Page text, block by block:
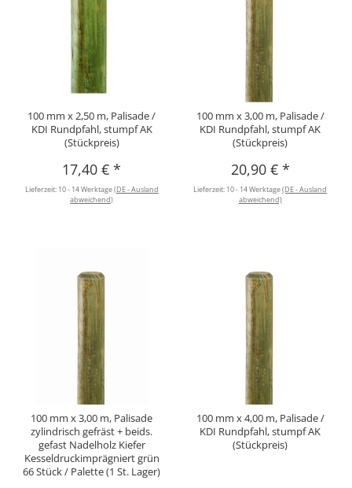
100 mm x 2,50 m, Palisade /
KDI Rundpfahl, stumpf AK
(Stückpreis)
17,40 €*
Lieferzeit: 10 - 14 Werktage(DE - Ausland
abweichend)
100 mm x 3,00 m, Palisade /
KDI Rundpfahl, stumpf AK
(Stückpreis)
20,90 € *
Lieferzeit: 10 - 14 Werktage(DE - Ausland
abweichend)
100 mm x 3,00 m, Palisade
zylindrisch gefräst + beids.
gefast Nadelholz Kiefer
Kesseldruckimprägniert grün
66 Stück / Palette (1 St. Lager)
100 mm x 4,00 m, Palisade /
KDI Rundpfahl, stumpf AK
(Stückpreis)